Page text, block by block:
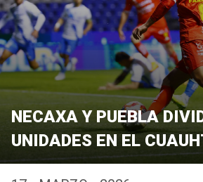
NECAXA Y PUEBLA
UNIDADES EN EL